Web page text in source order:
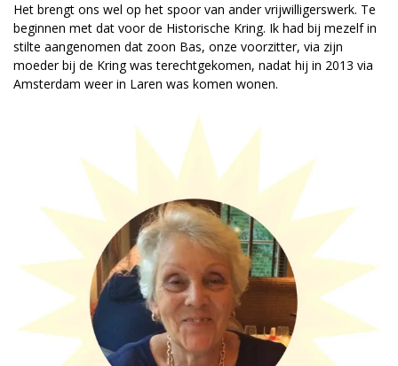
Het brengt ons wel op het spoor van ander vrijwilligerswerk. Te
beginnen met dat voor de Historische Kring. Ik had bij mezelf in
stilte aangenomen dat zoon Bas, onze voorzitter, via zijn
moeder bij de Kring was terechtgekomen, nadat hij in 2013 via
Amsterdam weer in Laren was komen wonen.